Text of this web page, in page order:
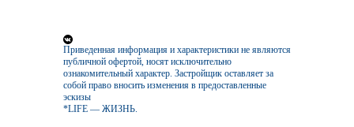
Приведенная информация и характеристики не являются
публичной офертой, носят исключительно
ознакомительный характер. Застройщик оставляет за
собой право вносить изменения в предоставленные
эскизы
*LIFE — ЖИЗНЬ.